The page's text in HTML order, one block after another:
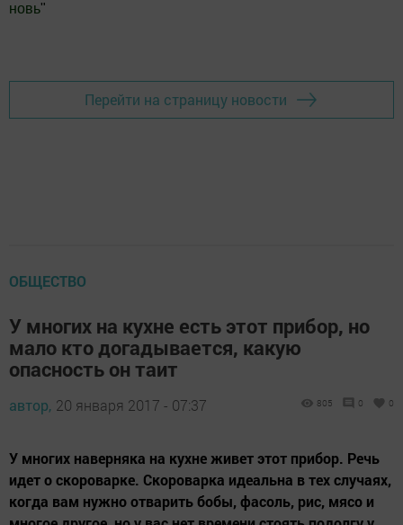
новь"
Перейти на страницу новости
ОБЩЕСТВО
У многих на кухне есть этот прибор, но
мало кто догадывается, какую
опасность он таит
автор, 20 января 2017 - 07:37 805 0 0
У многих наверняка на кухне живет этот прибор. Речь
идет о скороварке. Скороварка идеальна в тех случаях,
когда вам нужно отварить бобы, фасоль, рис, мясо и